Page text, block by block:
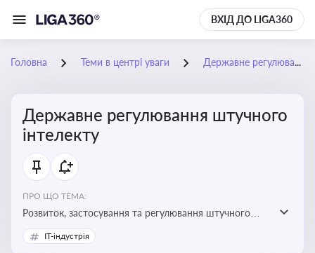
ВХІД ДО LIGA360
Головна Теми в центрі уваги Державне регулювання штучного інтелекту
Державне регулювання штучного
інтелекту
ПРО ЩО ТЕМА:
Розвиток, застосування та регулювання штучного
інтелекту в різних сферах — від управління бізнесом
до державного сектора
IT-індустрія